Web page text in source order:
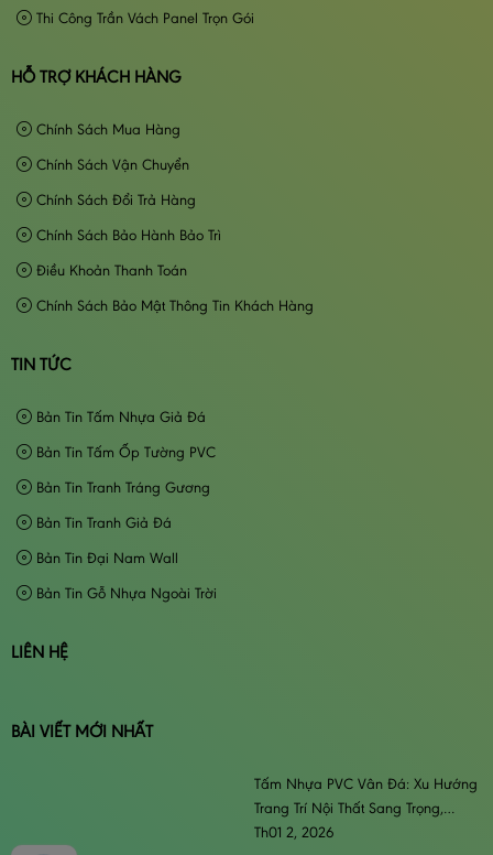
Thi Công Trần Vách Panel Trọn Gói
HỖ TRỢ KHÁCH HÀNG
Chính Sách Mua Hàng
Chính Sách Vận Chuyển
Chính Sách Đổi Trả Hàng
Chính Sách Bảo Hành Bảo Trì
Điều Khoản Thanh Toán
Chính Sách Bảo Mật Thông Tin Khách Hàng
TIN TỨC
Bản Tin Tấm Nhựa Giả Đá
Bản Tin Tấm Ốp Tường PVC
Bản Tin Tranh Tráng Gương
Bản Tin Tranh Giả Đá
Bản Tin Đại Nam Wall
Bản Tin Gỗ Nhựa Ngoài Trời
LIÊN HỆ
BÀI VIẾT MỚI NHẤT
Tấm Nhựa PVC Vân Đá: Xu Hướng
Trang Trí Nội Thất Sang Trọng,
Đẳng Cấp & Bền Bỉ
Th01 2, 2026